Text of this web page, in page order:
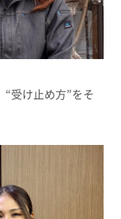
受け止め方”をそ